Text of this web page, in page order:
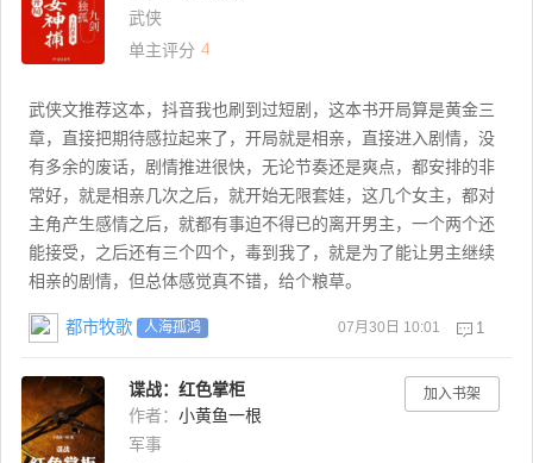
武侠
单主评分 4
武侠文推荐这本，抖音我也刷到过短剧，这本书开局算是黄金三
章，直接把期待感拉起来了，开局就是相亲，直接进入剧情，没
有多余的废话，剧情推进很快，无论节奏还是爽点，都安排的非
常好，就是相亲几次之后，就开始无限套娃，这几个女主，都对
主角产生感情之后，就都有事迫不得已的离开男主，一个两个还
能接受，之后还有三个四个，毒到我了，就是为了能让男主继续
相亲的剧情，但总体感觉真不错，给个粮草。
都市牧歌 人海孤鸿 07月30日 10:01 1
加入书架
谍战：红色掌柜
作者： 小黄鱼一根
军事